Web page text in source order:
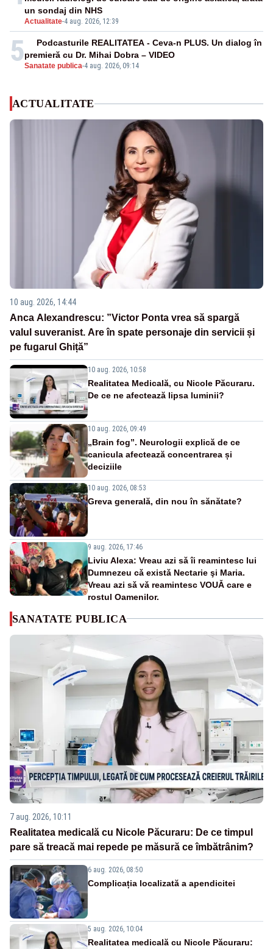
Actualitate-4 aug. 2026, 12:39
un sondaj din NHS
5Sanatate publica-4 aug. 2026, 09:14
Podcasturile REALITATEA - Ceva-n PLUS. Un dialog în
premieră cu Dr. Mihai Dobra – VIDEO
ACTUALITATE
10 aug. 2026, 14:44
Anca Alexandrescu: ”Victor Ponta vrea să spargă
valul suveranist. Are în spate personaje din servicii și
pe fugarul Ghiță”
10 aug. 2026, 10:58
Realitatea Medicală, cu Nicole Păcuraru.
De ce ne afectează lipsa luminii?
10 aug. 2026, 09:49
„Brain fog”. Neurologii explică de ce
canicula afectează concentrarea și
deciziile
10 aug. 2026, 08:53
Greva generală, din nou în sănătate?
9 aug. 2026, 17:46
Liviu Alexa: Vreau azi sǎ îi reamintesc lui
Dumnezeu cǎ existǎ Nectarie şi Maria.
Vreau azi sǎ vǎ reamintesc VOUǍ care e
rostul Oamenilor.
SANATATE PUBLICA
7 aug. 2026, 10:11
Realitatea medicală cu Nicole Păcuraru: De ce timpul
pare să treacă mai repede pe măsură ce îmbătrânim?
6 aug. 2026, 08:50
Complicația localizată a apendicitei
5 aug. 2026, 10:04
Realitatea medicală cu Nicole Păcuraru: